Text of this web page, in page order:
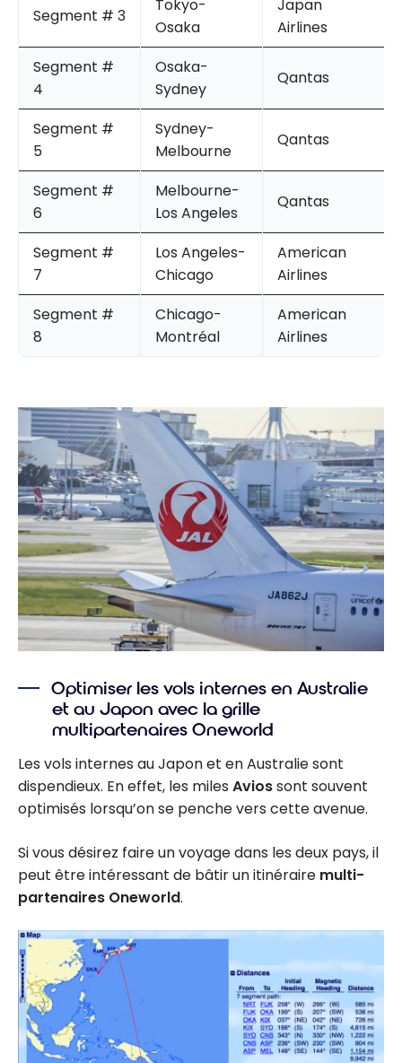
Segment # 3
Tokyo-
Osaka
Japan
Airlines
Segment #
4
Osaka-
Sydney
Qantas
Segment #
5
Sydney-
Melbourne
Qantas
Segment #
6
Melbourne-
Los Angeles
Qantas
Segment #
7
Los Angeles-
Chicago
American
Airlines
Segment #
8
Chicago-
Montréal
American
Airlines
Optimiser les vols internes en Australie
et au Japon avec la grille
multipartenaires Oneworld
Les vols internes au Japon et en Australie sont
dispendieux. En effet, les miles Aviossont souvent
optimisés lorsqu’on se penche vers cette avenue.
Si vous désirez faire un voyage dans les deux pays, il
peut être intéressant de bâtir un itinéraire multi-
partenaires Oneworld.